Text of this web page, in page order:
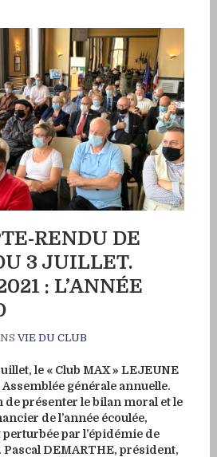
RENDU DE
3 JUILLET.
: L’ANNÉE
VIE DU CLUB
le « Club MAX » LEJEUNE
Assemblée générale annuelle.
de présenter le bilan moral et le
de l’année écoulée,
par l’épidémie de
Pascal DEMARTHE, président,